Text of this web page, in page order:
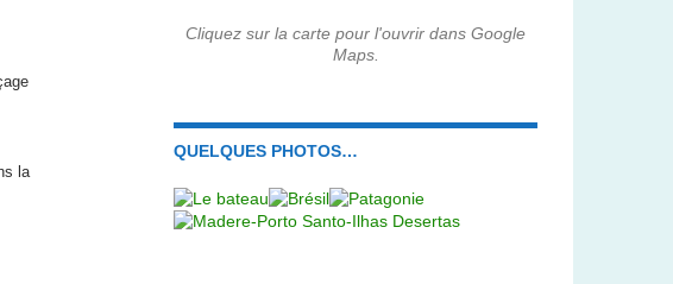
la
Cliquez sur la carte pour l'ouvrir dans Google
Maps.
QUELQUES PHOTOS…